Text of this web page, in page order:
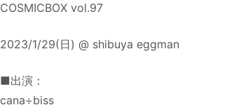
COSMICBOX vol.97
2023/1/29(日) @ shibuya eggman
■出演：
cana÷biss